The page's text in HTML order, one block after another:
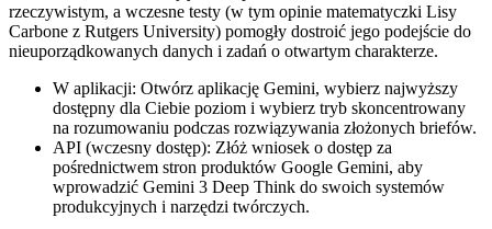
rzeczywistym, a wczesne testy (w tym opinie matematyczki Lisy
Carbone z Rutgers University) pomogły dostroić jego podejście do
nieuporządkowanych danych i zadań o otwartym charakterze.
W aplikacji: Otwórz aplikację Gemini, wybierz najwyższy
dostępny dla Ciebie poziom i wybierz tryb skoncentrowany
na rozumowaniu podczas rozwiązywania złożonych briefów.
API (wczesny dostęp): Złóż wniosek o dostęp za
pośrednictwem stron produktów Google Gemini, aby
wprowadzić Gemini 3 Deep Think do swoich systemów
produkcyjnych i narzędzi twórczych.